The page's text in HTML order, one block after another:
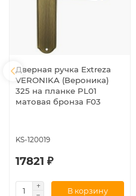
Дверная ручка Extreza
VERONIKA (Вероника)
325 на планке PL01
матовая бронза F03
KS-120019
17821 ₽
В корзину